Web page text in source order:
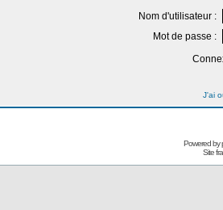
Nom d'utilisateur :
Mot de passe :
J'ai
Powered by
Site